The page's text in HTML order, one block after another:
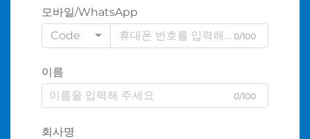
모바일/WhatsApp
Code
0/100
이름
0/100
회사명